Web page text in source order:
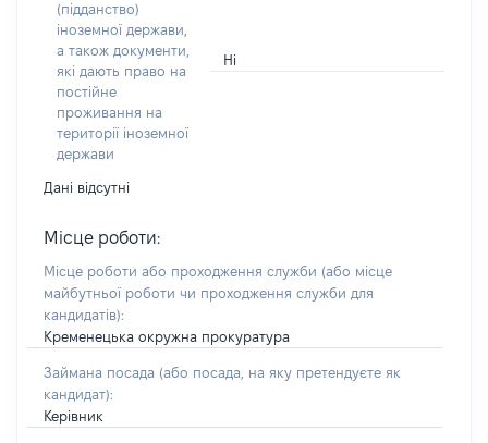
(підданство)
іноземної держави,
а також документи,
які дають право на
постійне
проживання на
території іноземної
держави
Ні
Дані відсутні
Місце роботи:
Місце роботи або проходження служби (або місце
майбутньої роботи чи проходження служби для
кандидатів):
Кременецька окружна прокуратура
Займана посада (або посада, на яку претендуєте як
кандидат):
Керівник